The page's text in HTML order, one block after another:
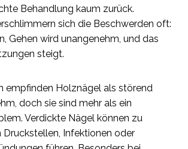
Behandlung kaum zurück.
sich die Beschwerden oft:
Gehen wird unangenehm, und das
steigt.
empfinden Holznägel als störend
doch sie sind mehr als ein
Verdickte Nägel können zu
Infektionen oder